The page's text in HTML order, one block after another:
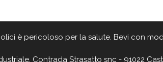
è pericoloso per la salute. Bevi con
Contrada Strasatto snc - 91022